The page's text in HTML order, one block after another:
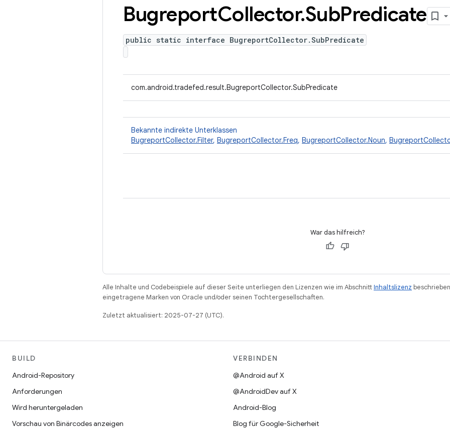
BugreportCollector.SubPredicate
public static interface BugreportCollector.SubPredicate
com.android.tradefed.result.BugreportCollector.SubPredicate
Bekannte indirekte Unterklassen
BugreportCollector.Filter, BugreportCollector.Freq, BugreportCollector.Noun,
War das hilfreich?
Alle Inhalte und Codebeispiele auf dieser Seite unterliegen den Lizenzen wie im AbschnittInhaltslizenz
eingetragene Marken von Oracle und/oder seinen Tochtergesellschaften.
Zuletzt aktualisiert: 2025-07-27 (UTC).
BUILD
Android-Repository
Anforderungen
Wird heruntergeladen
Vorschau von Binärcodes anzeigen
VERBINDEN
@Android auf X
@AndroidDev auf X
Android-Blog
Blog für Google-Sicherheit